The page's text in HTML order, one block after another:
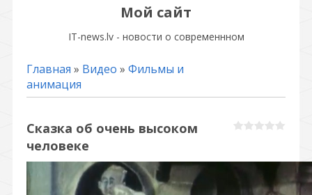
Мой сайт
IT-news.lv - новости о современнном
Главная » Видео » Фильмы и
анимация
Сказка об очень высоком
человеке